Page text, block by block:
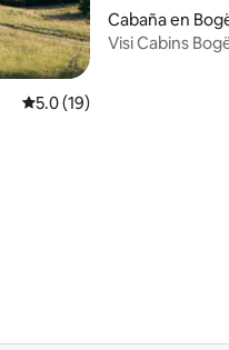
Calificación promedio: 5.0
5.0 (19)
Cabaña en
Visi Cabins